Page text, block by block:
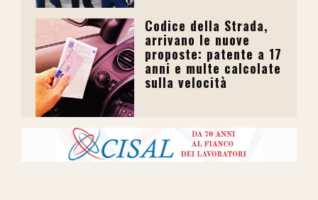
Codice della Strada,
arrivano le nuove
proposte: patente a 17
anni e multe calcolate
sulla velocità